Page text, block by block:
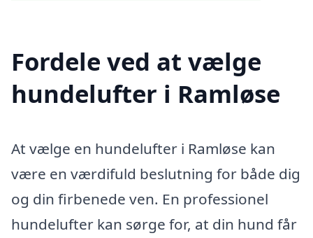
Fordele ved at vælge
hundelufter i Ramløse
At vælge en hundelufter i Ramløse kan
være en værdifuld beslutning for både dig
og din firbenede ven. En professionel
hundelufter kan sørge for, at din hund får